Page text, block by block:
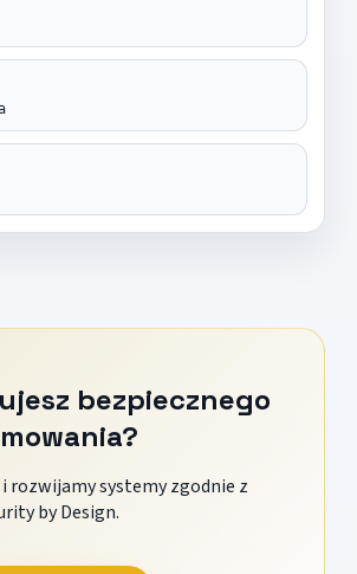
bezpiecznego
rozwijamy systemy zgodnie z
by Design.